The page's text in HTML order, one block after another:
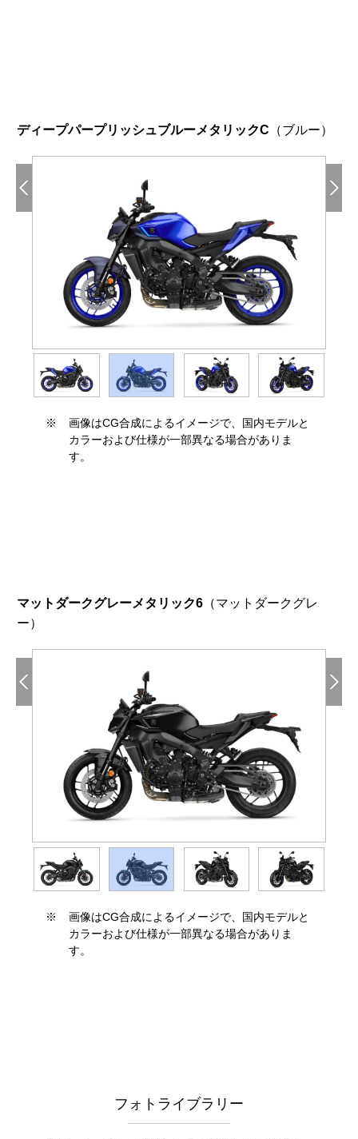
ディープパープリッシュブルーメタリックC （ブルー）
※
画像はCG合成によるイメージで、国内モデルと
カラーおよび仕様が一部異なる場合がありま
す。
マットダークグレーメタリック6 （マットダークグレ
ー）
※
画像はCG合成によるイメージで、国内モデルと
カラーおよび仕様が一部異なる場合がありま
す。
フォトライブラリー